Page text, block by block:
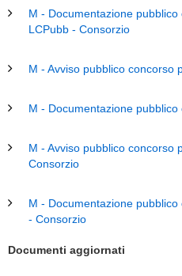
M - Documentazione
LCPubb - Consorzio
M - Avviso pubblico concorso
M - Documentazione
M - Avviso pubblico concorso
Consorzio
M - Documentazione
- Consorzio
Documenti aggiornati